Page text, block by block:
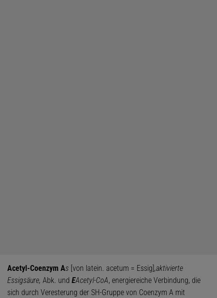
Acetyl-Coenzym As [von latein. acetum = Essig],aktivierte
Essigsäure, Abk. und EAcetyl-CoA, energiereiche Verbindung, die
sich durch Veresterung der SH-Gruppe von Coenzym A mit